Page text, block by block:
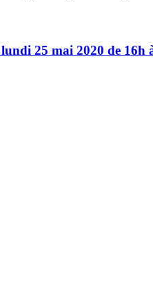
25 mai 2020 de 16h